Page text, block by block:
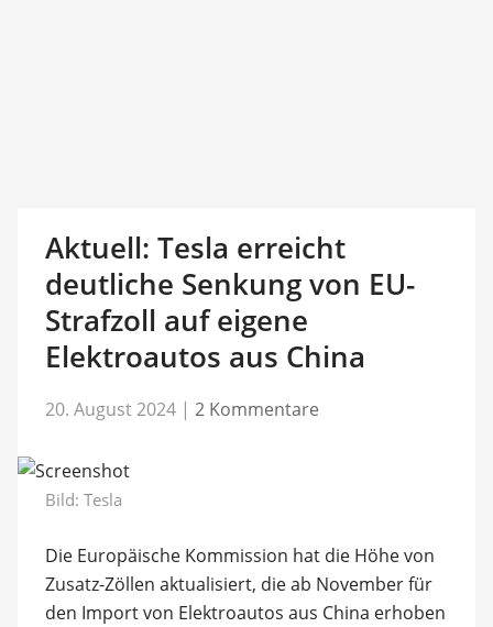
Aktuell: Tesla erreicht
deutliche Senkung von EU-
Strafzoll auf eigene
Elektroautos aus China
20. August 2024 | 2 Kommentare
Bild: Tesla
Die Europäische Kommission hat die Höhe von
Zusatz-Zöllen aktualisiert, die ab November für
den Import von Elektroautos aus China erhoben